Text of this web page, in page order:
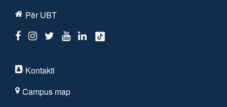
Për UBT
Kontakti
Campus map